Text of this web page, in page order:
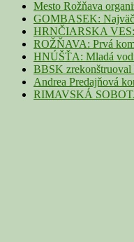
Mesto Rožňava
GOMBASEK:
HRNČIARSKA VES:
ROŽŇAVA: Prvá
HNÚŠŤA: Mladá
BBSK zrekonštruoval
Andrea Predajňová
RIMAVSKÁ